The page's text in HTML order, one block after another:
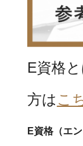
E資格
方は こ
E資格（エ